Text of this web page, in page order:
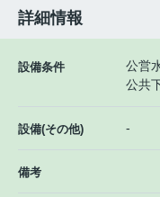
詳細情報
設備条件
公営
公共
設備(その他) -
備考